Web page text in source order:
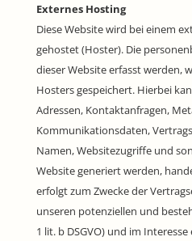
Externes Hosting
Diese Website wird bei einem
gehostet (Hoster). Die
dieser Website erfasst werden,
Hosters gespeichert. Hierbei
Adressen, Kontaktanfragen,
Kommunikationsdaten,
Namen, Websitezugriffe und
Website generiert werden,
erfolgt zum Zwecke der
unseren potenziellen und
1 lit. b DSGVO) und im